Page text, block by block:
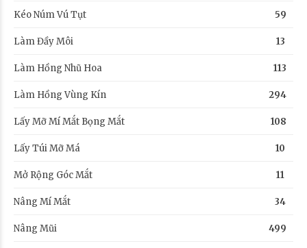
Kéo Núm Vú Tụt 59
Làm Đầy Môi 13
Làm Hồng Nhũ Hoa 113
Làm Hồng Vùng Kín 294
Lấy Mỡ Mí Mắt Bọng Mắt 108
Lấy Túi Mỡ Má 10
Mở Rộng Góc Mắt 11
Nâng Mí Mắt 34
Nâng Mũi 499